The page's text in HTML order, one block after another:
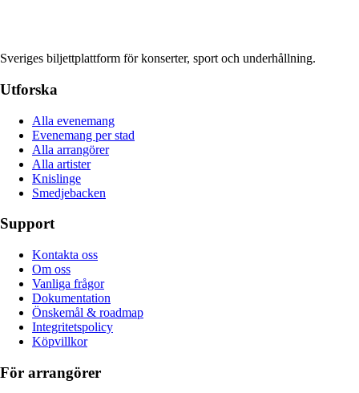
Sveriges biljettplattform för konserter, sport och underhållning.
Utforska
Alla evenemang
Evenemang per stad
Alla arrangörer
Alla artister
Knislinge
Smedjebacken
Support
Kontakta oss
Om oss
Vanliga frågor
Dokumentation
Önskemål & roadmap
Integritetspolicy
Köpvillkor
För arrangörer